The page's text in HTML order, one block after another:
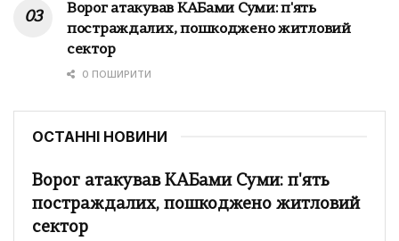
Ворог атакував КАБами Суми: п'ять
постраждалих, пошкоджено житловий
сектор
0 ПОШИРИТИ
ОСТАННІ НОВИНИ
Ворог атакував КАБами Суми: п'ять
постраждалих, пошкоджено житловий
сектор